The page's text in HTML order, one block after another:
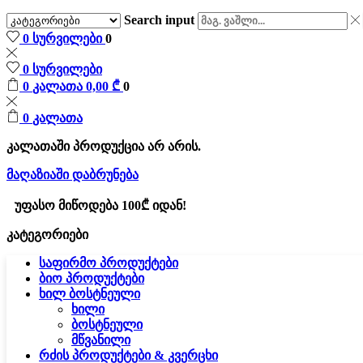
Search input
0 სურვილები0
0 სურვილები
0 კალათა 0,00 ₾ 0
0 კალათა
კალათაში პროდუქცია არ არის.
მაღაზიაში დაბრუნება
უფასო მიწოდება 100₾ იდან!
კატეგორიები
საფირმო პროდუქტები
ბიო პროდუქტები
ხილ ბოსტნეული
ხილი
ბოსტნეული
მწვანილი
რძის პროდუქტები & კვერცხი